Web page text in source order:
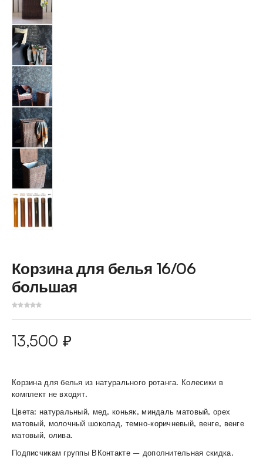
Корзина для белья 16/06
большая
13,500 ₽
Корзина для белья из натурального ротанга. Колесики в
комплект не входят.
Цвета: натуральный, мед, коньяк, миндаль матовый, орех
матовый, молочный шоколад, темно-коричневый, венге, венге
матовый, олива.
Подписчикам группы ВКонтакте – дополнительная скидка.